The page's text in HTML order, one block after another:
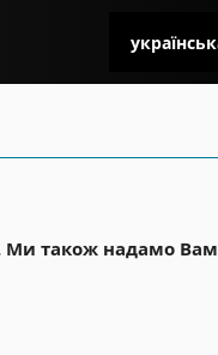
Ми також надамо